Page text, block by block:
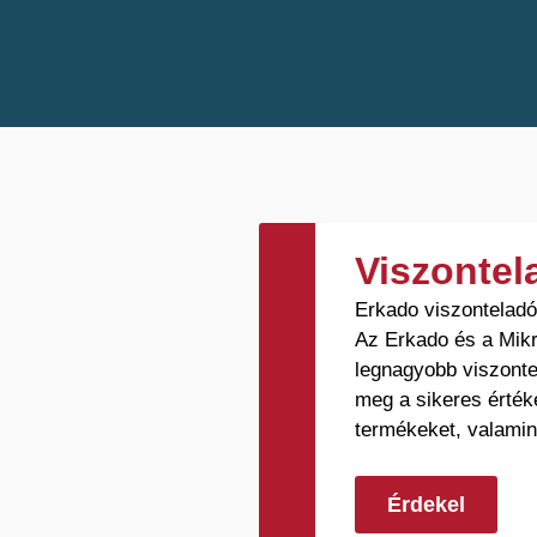
Azalia 8
Erkado
Az Erkado és a
legnagyobb
meg a sikeres
termékeket,
Érdekel